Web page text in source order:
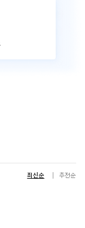
최신순 추천순